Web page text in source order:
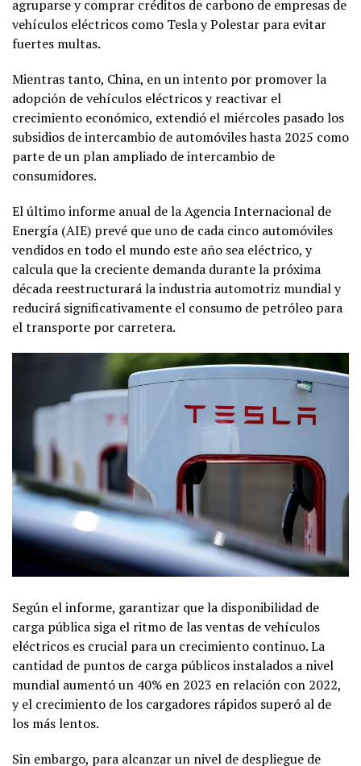
agruparse y comprar créditos de carbono de empresas de
vehículos eléctricos como Tesla y Polestar para evitar
fuertes multas.
Mientras tanto, China, en un intento por promover la
adopción de vehículos eléctricos y reactivar el
crecimiento económico, extendió el miércoles pasado los
subsidios de intercambio de automóviles hasta 2025 como
parte de un plan ampliado de intercambio de
consumidores.
El último informe anual de la Agencia Internacional de
Energía (AIE) prevé que uno de cada cinco automóviles
vendidos en todo el mundo este año sea eléctrico, y
calcula que la creciente demanda durante la próxima
década reestructurará la industria automotriz mundial y
reducirá significativamente el consumo de petróleo para
el transporte por carretera.
Según el informe, garantizar que la disponibilidad de
carga pública siga el ritmo de las ventas de vehículos
eléctricos es crucial para un crecimiento continuo. La
cantidad de puntos de carga públicos instalados a nivel
mundial aumentó un 40% en 2023 en relación con 2022,
y el crecimiento de los cargadores rápidos superó al de
los más lentos.
Sin embargo, para alcanzar un nivel de despliegue de